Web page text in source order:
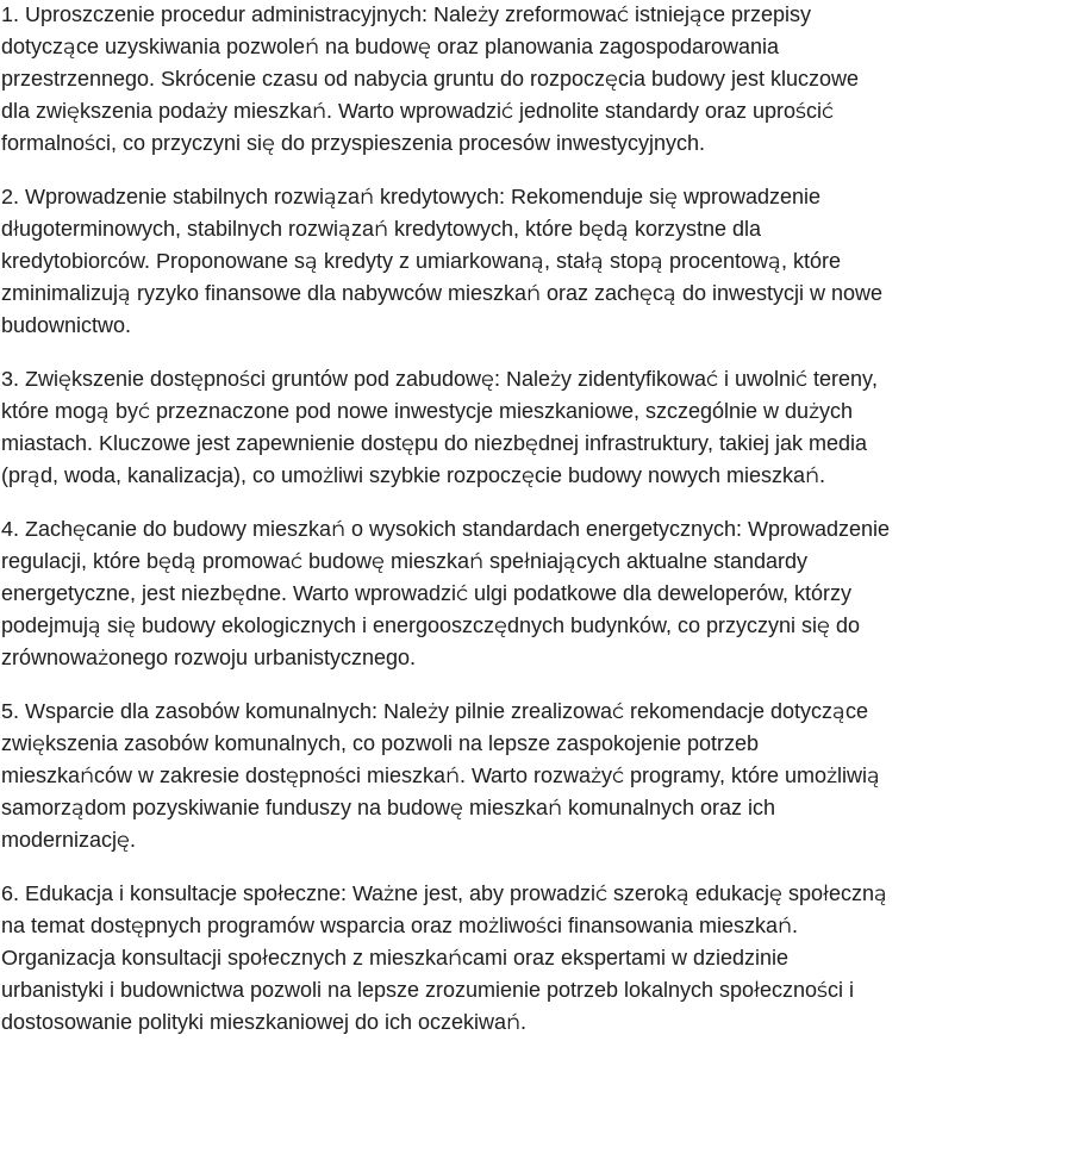
1. Uproszczenie procedur administracyjnych: Należy zreformować istniejące przepisy
dotyczące uzyskiwania pozwoleń na budowę oraz planowania zagospodarowania
przestrzennego. Skrócenie czasu od nabycia gruntu do rozpoczęcia budowy jest kluczowe
dla zwiększenia podaży mieszkań. Warto wprowadzić jednolite standardy oraz uprościć
formalności, co przyczyni się do przyspieszenia procesów inwestycyjnych.
2. Wprowadzenie stabilnych rozwiązań kredytowych: Rekomenduje się wprowadzenie
długoterminowych, stabilnych rozwiązań kredytowych, które będą korzystne dla
kredytobiorców. Proponowane są kredyty z umiarkowaną, stałą stopą procentową, które
zminimalizują ryzyko finansowe dla nabywców mieszkań oraz zachęcą do inwestycji w nowe
budownictwo.
3. Zwiększenie dostępności gruntów pod zabudowę: Należy zidentyfikować i uwolnić tereny,
które mogą być przeznaczone pod nowe inwestycje mieszkaniowe, szczególnie w dużych
miastach. Kluczowe jest zapewnienie dostępu do niezbędnej infrastruktury, takiej jak media
(prąd, woda, kanalizacja), co umożliwi szybkie rozpoczęcie budowy nowych mieszkań.
4. Zachęcanie do budowy mieszkań o wysokich standardach energetycznych: Wprowadzenie
regulacji, które będą promować budowę mieszkań spełniających aktualne standardy
energetyczne, jest niezbędne. Warto wprowadzić ulgi podatkowe dla deweloperów, którzy
podejmują się budowy ekologicznych i energooszczędnych budynków, co przyczyni się do
zrównoważonego rozwoju urbanistycznego.
5. Wsparcie dla zasobów komunalnych: Należy pilnie zrealizować rekomendacje dotyczące
zwiększenia zasobów komunalnych, co pozwoli na lepsze zaspokojenie potrzeb
mieszkańców w zakresie dostępności mieszkań. Warto rozważyć programy, które umożliwią
samorządom pozyskiwanie funduszy na budowę mieszkań komunalnych oraz ich
modernizację.
6. Edukacja i konsultacje społeczne: Ważne jest, aby prowadzić szeroką edukację społeczną
na temat dostępnych programów wsparcia oraz możliwości finansowania mieszkań.
Organizacja konsultacji społecznych z mieszkańcami oraz ekspertami w dziedzinie
urbanistyki i budownictwa pozwoli na lepsze zrozumienie potrzeb lokalnych społeczności i
dostosowanie polityki mieszkaniowej do ich oczekiwań.